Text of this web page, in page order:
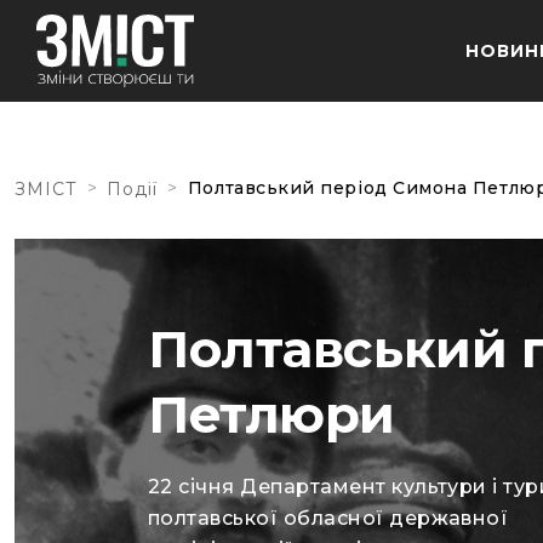
ЗМІСТ > Події > Полтавський період Симона
Полтавський
Петлюри
22 січня Департамент культури і
полтавської обласної державної